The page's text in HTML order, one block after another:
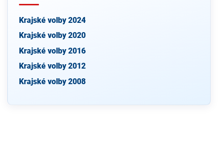
Krajské volby 2024
Krajské volby 2020
Krajské volby 2016
Krajské volby 2012
Krajské volby 2008